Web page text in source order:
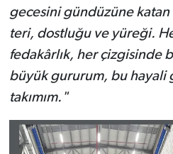
gecesini gündüzüne katan
teri, dostluğu ve yüreği.
fedakârlık, her çizgisinde
büyük gururum, bu hayali
takımım."